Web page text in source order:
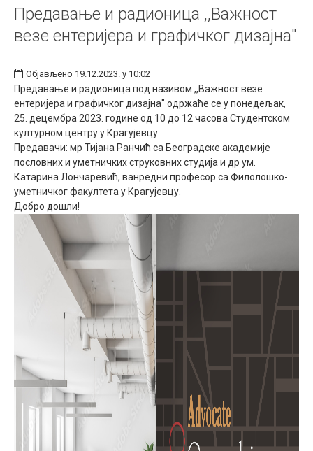
Предавање и радионица ,,Важност
везе ентеријера и графичког дизајна"
Објављено 19.12.2023. у 10:02
Предавање и радионица под називом ,,Важност везе
ентеријера и графичког дизајна" одржаће се у понедељак,
25. децембра 2023. године од 10 до 12 часова Студентском
културном центру у Крагујевцу.
Предавачи: мр Тијана Ранчић са Београдске академије
пословних и уметничких струковних студија и др ум.
Катарина Лончаревић, ванредни професор са Филолошко-
уметничког факултета у Крагујевцу.
Добро дошли!